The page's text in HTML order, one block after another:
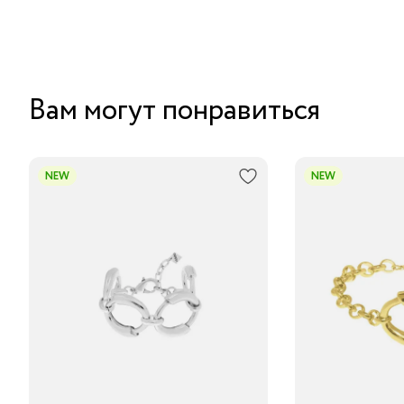
Вам могут понравиться
NEW NEW